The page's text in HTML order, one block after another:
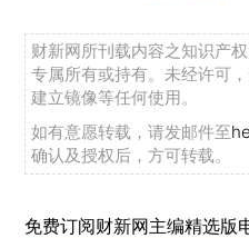
财新网所刊载内容之知识产
专属所有或持有。未经许可
建立镜像等任何使用。
如有意愿转载，请发邮件至
确认及授权后，方可转载。
免费订阅财新网主编精选版